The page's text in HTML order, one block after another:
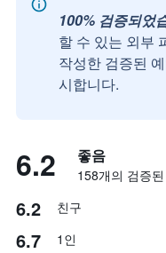
100% 검증되었
할 수 있는 외부
작성한 검증된
시합니다.
6.2 좋음
158개의 검증
6.2 친구
6.7 1인